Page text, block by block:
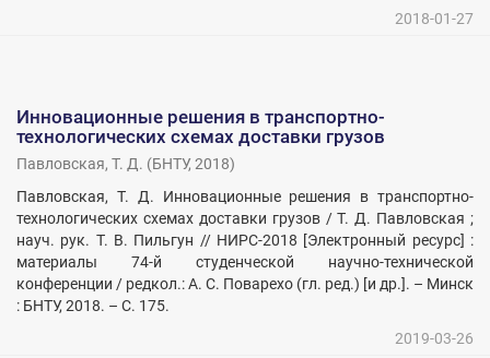
2018-01-27
Инновационные решения в транспортно-
технологических схемах доставки грузов
Павловская, Т. Д. (БНТУ, 2018)
Павловская, Т. Д. Инновационные решения в транспортно-
технологических схемах доставки грузов / Т. Д. Павловская ;
науч. рук. Т. В. Пильгун // НИРС-2018 [Электронный ресурс] :
материалы 74-й студенческой научно-технической
конференции / редкол.: А. С. Поварехо (гл. ред.) [и др.]. – Минск
: БНТУ, 2018. – С. 175.
2019-03-26